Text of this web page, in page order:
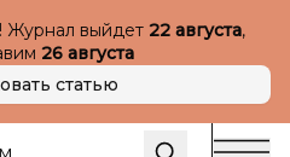
Журнал выйдет 22 августа,
26 августа
статью